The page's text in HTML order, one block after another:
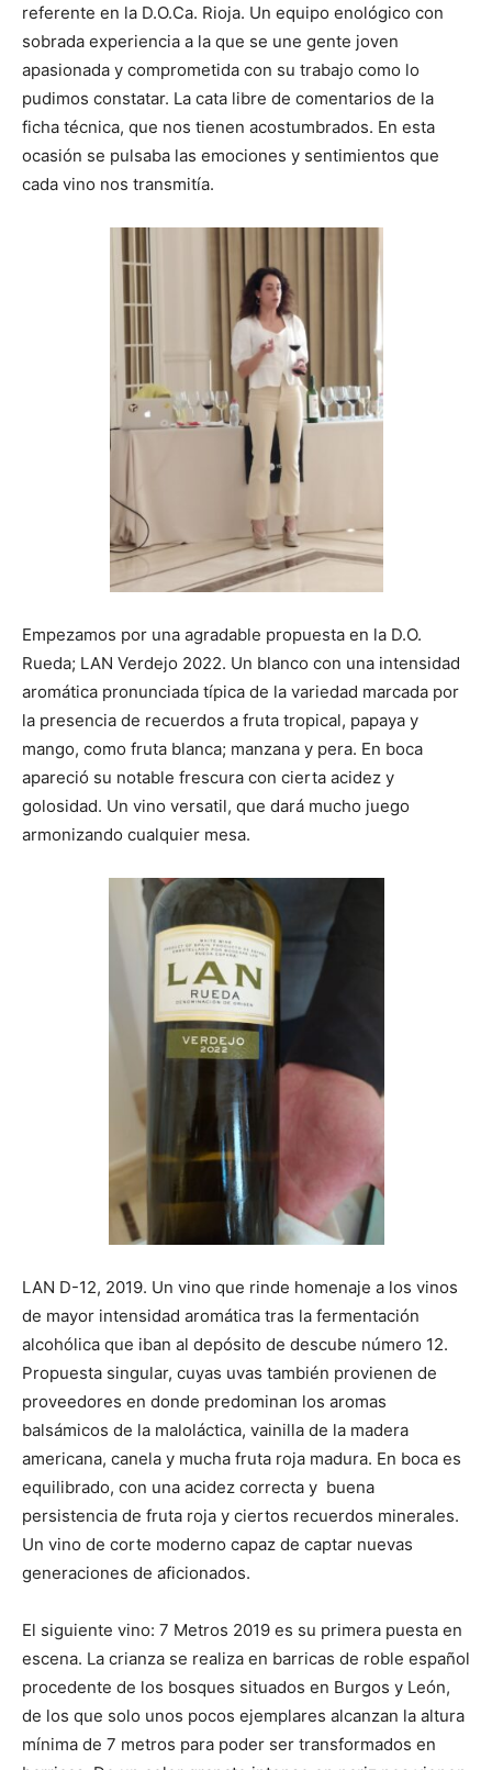
referente en la D.O.Ca. Rioja. Un equipo enológico con
sobrada experiencia a la que se une gente joven
apasionada y comprometida con su trabajo como lo
pudimos constatar. La cata libre de comentarios de la
ficha técnica, que nos tienen acostumbrados. En esta
ocasión se pulsaba las emociones y sentimientos que
cada vino nos transmitía.
Empezamos por una agradable propuesta en la D.O.
Rueda; LAN Verdejo 2022. Un blanco con una intensidad
aromática pronunciada típica de la variedad marcada por
la presencia de recuerdos a fruta tropical, papaya y
mango, como fruta blanca; manzana y pera. En boca
apareció su notable frescura con cierta acidez y
golosidad. Un vino versatil, que dará mucho juego
armonizando cualquier mesa.
LAN D-12, 2019. Un vino que rinde homenaje a los vinos
de mayor intensidad aromática tras la fermentación
alcohólica que iban al depósito de descube número 12.
Propuesta singular, cuyas uvas también provienen de
proveedores en donde predominan los aromas
balsámicos de la maloláctica, vainilla de la madera
americana, canela y mucha fruta roja madura. En boca es
equilibrado, con una acidez correcta y buena
persistencia de fruta roja y ciertos recuerdos minerales.
Un vino de corte moderno capaz de captar nuevas
generaciones de aficionados.
El siguiente vino: 7 Metros 2019 es su primera puesta en
escena. La crianza se realiza en barricas de roble español
procedente de los bosques situados en Burgos y León,
de los que solo unos pocos ejemplares alcanzan la altura
mínima de 7 metros para poder ser transformados en